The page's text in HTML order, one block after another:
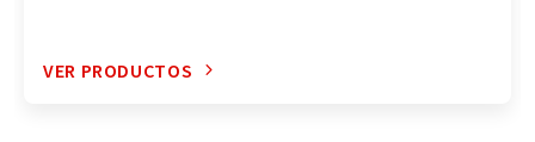
VER PRODUCTOS